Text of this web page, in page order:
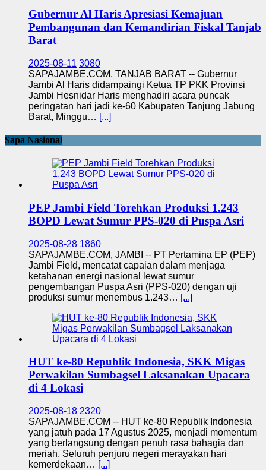
Gubernur Al Haris Apresiasi Kemajuan
Pembangunan dan Kemandirian Fiskal Tanjab
Barat
2025-08-11 3080
SAPAJAMBE.COM, TANJAB BARAT -- Gubernur
Jambi Al Haris didampaingi Ketua TP PKK Provinsi
Jambi Hesnidar Haris menghadiri acara puncak
peringatan hari jadi ke-60 Kabupaten Tanjung Jabung
Barat, Minggu… [...]
Sapa Nasional
PEP Jambi Field Torehkan Produksi 1.243
BOPD Lewat Sumur PPS-020 di Puspa Asri
2025-08-28 1860
SAPAJAMBE.COM, JAMBI -- PT Pertamina EP (PEP)
Jambi Field, mencatat capaian dalam menjaga
ketahanan energi nasional lewat sumur
pengembangan Puspa Asri (PPS-020) dengan uji
produksi sumur menembus 1.243… [...]
HUT ke-80 Republik Indonesia, SKK Migas
Perwakilan Sumbagsel Laksanakan Upacara
di 4 Lokasi
2025-08-18 2320
SAPAJAMBE.COM -- HUT ke-80 Republik Indonesia
yang jatuh pada 17 Agustus 2025, menjadi momentum
yang berlangsung dengan penuh rasa bahagia dan
meriah. Seluruh penjuru negeri merayakan hari
kemerdekaan… [...]